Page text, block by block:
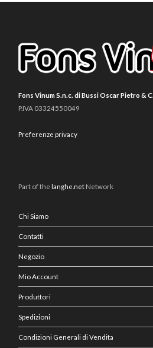
Fons Vinum S.n.c. di Bussi Oscar Pietro & C.
P.IVA 03324550049
Preferenze privacy
Part of thelanghe.net Network
Chi Siamo
Contatti
Negozio
Mio Account
Produttori
Spedizioni
Condizioni Generali di Vendita